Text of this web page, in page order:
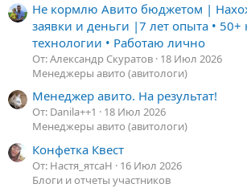
Не кормлю Авито бюджетом |
заявки и деньги |7 лет опыта •
технологии • Работаю лично
От: Александр Скуратов 18 Июл 2026
Менеджеры авито (авитологи)
Менеджер авито. На результат!
От: Danila++1
18 Июл 2026
Менеджеры авито (авитологи)
Конфетка Квест
От: Настя_ятсаН
16 Июл 2026
Блоги и отчеты участников